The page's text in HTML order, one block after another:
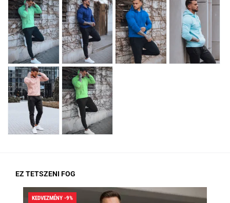
EZ TETSZENI FOG
KEDVEZMÉNY -9%